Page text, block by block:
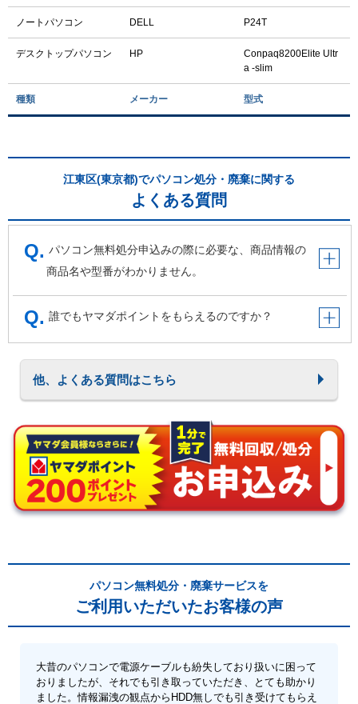
ノートパソコン DELL P24T
デスクトップパソコン HP
Conpaq8200Elite Ultr
a -slim
種類 メーカー 型式
江東区(東京都)でパソコン処分・廃棄に関する
よくある質問
パソコン無料処分申込みの際に必要な、商品情報の
商品名や型番がわかりません。
誰でもヤマダポイントをもらえるのですか？
他、よくある質問はこちら
パソコン無料処分・廃棄サービスを
ご利用いただいたお客様の声
大昔のパソコンで電源ケーブルも紛失しており扱いに困って
おりましたが、それでも引き取っていただき、とても助かり
ました。情報漏洩の観点からHDD無しでも引き受けてもらえ